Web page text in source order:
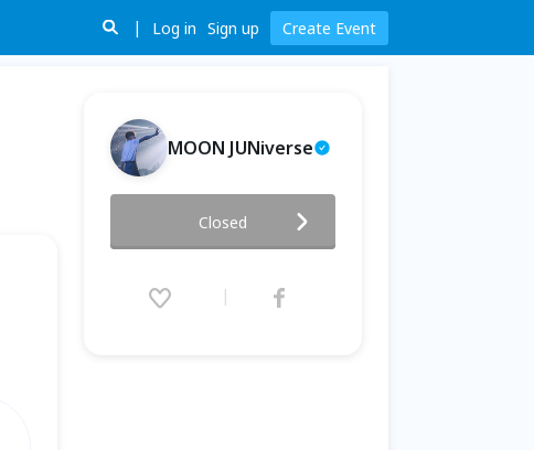
Log in Sign up Create Event
MOON JUNiverse
2025.06.07 (Sat) 13:00 - 06.15
(Sun) 19:00 (GMT+8)
Closed